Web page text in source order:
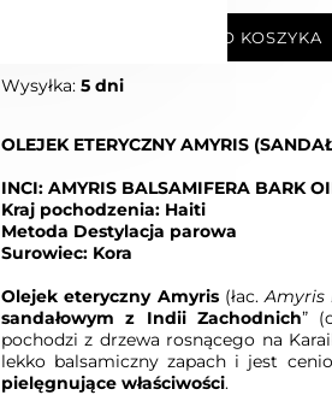
DODAJ DO KOSZYKA
Wysyłka: 5 dni
OLEJEK ETERYCZNY AMYRIS
INCI: AMYRIS BALSAMIFERA BARK
Kraj pochodzenia: Haiti
Metoda Destylacja parowa
Surowiec: Kora
Olejek eteryczny Amyris(łac.Amyris
sandałowym z Indii Zachodnich”
pochodzi z drzewa rosnącego na
lekko balsamiczny zapach i jest
pielęgnujące właściwości.